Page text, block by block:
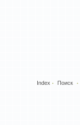
Index Поиск